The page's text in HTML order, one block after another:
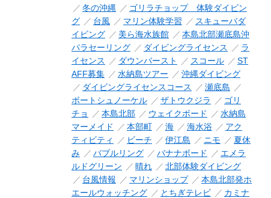
冬の沖縄
ゴリラチョップ 体験ダイビン
グ
台風 マリン体験学習
スキューバダ
イビング
美ら海水族館
本島北部瀬底島沖
パラセーリング
ダイビングライセンス
ラ
イセンス
ダウンバースト スコール
ST
AFF募集
水納島ツアー
沖縄ダイビング
ダイビングライセンスコース
瀬底島
ボートシュノーケル
ザトウクジラ
ゴリ
チョ
本島北部 ウェイクボード
水納島
マーメイド
本部町 海 海水浴
アク
ティビティ
ビーチ 伊江島 ニモ
夏休
み
バブルリング バナナボード
エメラ
ルドグリーン
晴れ
北部体験ダイビング
台風情報
マリンショップ
本島北部発ホ
エールウォッチング
とちぎテレビ
カミナ